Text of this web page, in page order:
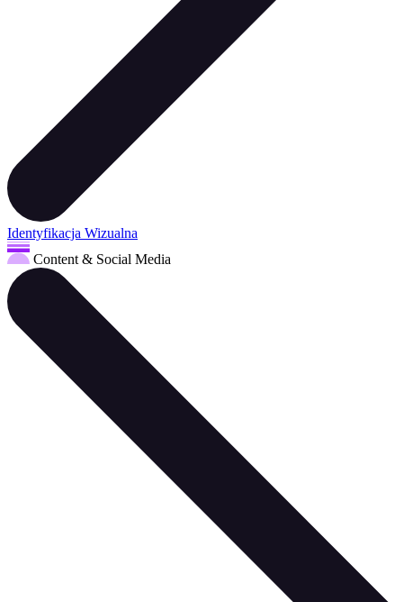
Identyfikacja Wizualna
Content & Social Media